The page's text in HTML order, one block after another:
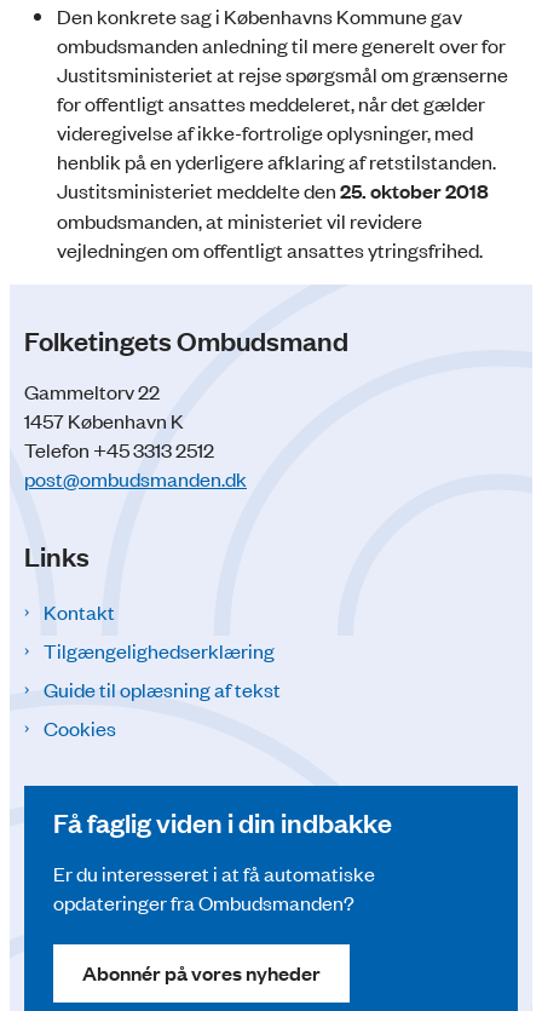
Den konkrete sag i Københavns Kommune gav
ombudsmanden anledning til mere generelt over for
Justitsministeriet at rejse spørgsmål om grænserne
for offentligt ansattes meddeleret, når det gælder
videregivelse af ikke-fortrolige oplysninger, med
henblik på en yderligere afklaring af retstilstanden.
Justitsministeriet meddelte den25.oktober 2018
ombudsmanden, at ministeriet vil revidere
vejledningen om offentligt ansattes ytringsfrihed.
Folketingets Ombudsmand
Gammeltorv 22
1457 København K
Telefon +45 3313 2512
post@ombudsmanden.dk
Links
Kontakt
Tilgængelighedserklæring
Guide til oplæsning af tekst
Cookies
Få faglig viden i din indbakke
Er du interesseret i at få automatiske
opdateringer fra Ombudsmanden?
Abonnér på vores nyheder